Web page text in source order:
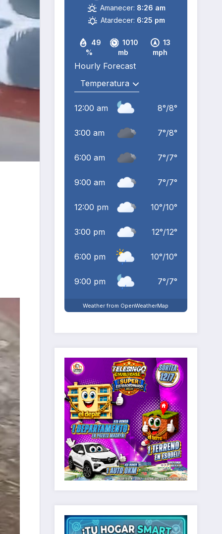
49
%
1010
mb
13
mph
Amanecer: 8:26 am
Atardecer: 6:25 pm
Hourly Forecast
12:00 am 8°/8°
3:00 am 7°/8°
6:00 am 7°/7°
9:00 am 7°/7°
12:00 pm 10°/10°
3:00 pm 12°/12°
6:00 pm 10°/10°
9:00 pm 7°/7°
Weather from OpenWeatherMap